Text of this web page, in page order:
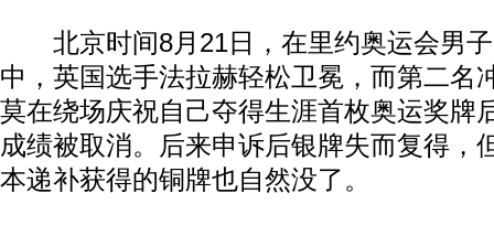
北京时间8月21日，在里约奥运会男子
中，英国选手法拉赫轻松卫冕，而第二名
莫在绕场庆祝自己夺得生涯首枚奥运奖牌
成绩被取消。后来申诉后银牌失而复得，
本递补获得的铜牌也自然没了。